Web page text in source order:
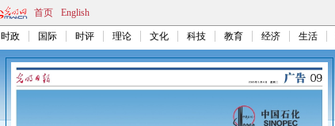
首页 English
时政 国际 时评 理论 文化 科技 教育 经济 生活